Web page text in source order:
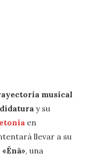
musical
y su
en
llevar a su
«Ēnā», una